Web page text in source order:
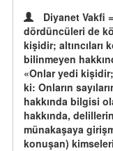
Diyanet Vakfi
dördüncüleri de
kişidir; altıncıları
bilinmeyen
«Onlar yedi
ki: Onların
hakkında bilgisi
hakkında,
münakaşaya
konuşan)